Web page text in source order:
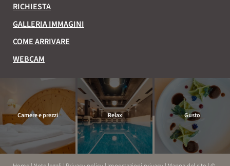
RICHIESTA
GALLERIA IMMAGINI
COME ARRIVARE
WEBCAM
Camere e prezzi Relax Gusto